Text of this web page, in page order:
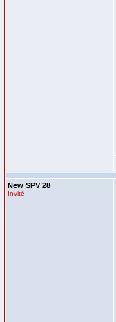
New SPV 28
Invité